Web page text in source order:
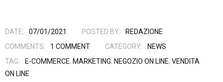
Libri
Fai una Donazione e entra nel Circuito GIV!
DATE: 07/01/2021 POSTED BY:
REDAZIONE
COMMENTS:
1 COMMENT CATEGORY:
NEWS
TAG:
E-COMMERCE, MARKETING, NEGOZIO ON LINE, VENDITA
ON LINE